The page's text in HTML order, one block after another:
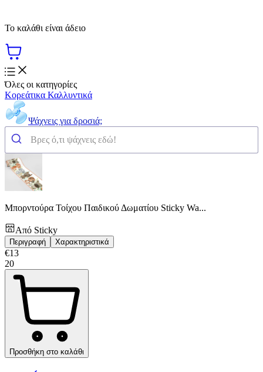
Το καλάθι είναι άδειο
Όλες οι κατηγορίες
Κορεάτικα Καλλυντικά
Ψάχνεις για δροσιά;
Μπορντούρα Τοίχου Παιδικού Δωματίου Sticky Wa...
Από Sticky
Περιγραφή Χαρακτηριστικά
€13
20
Προσθήκη στο καλάθι